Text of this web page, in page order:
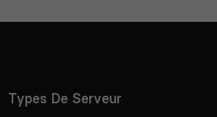
Types De Serveur